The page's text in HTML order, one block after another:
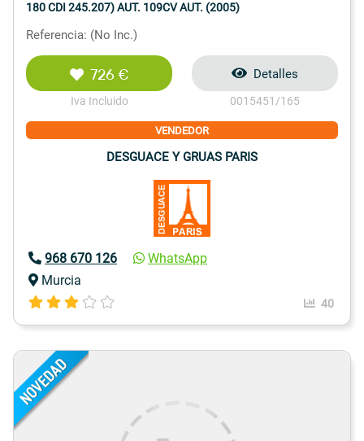
180 CDI 245.207) AUT. 109CV AUT. (2005)
Referencia: (No Inc.)
726 €
Iva Incluido
Detalles
0015451/165
VENDEDOR
DESGUACE Y GRUAS PARIS
968 670 126
WhatsApp
Murcia
40